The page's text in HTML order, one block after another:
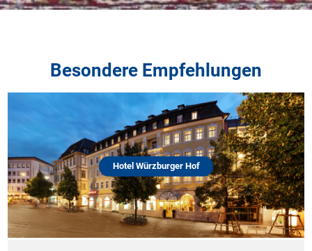
Besondere Empfehlungen
Hotel Würzburger Hof